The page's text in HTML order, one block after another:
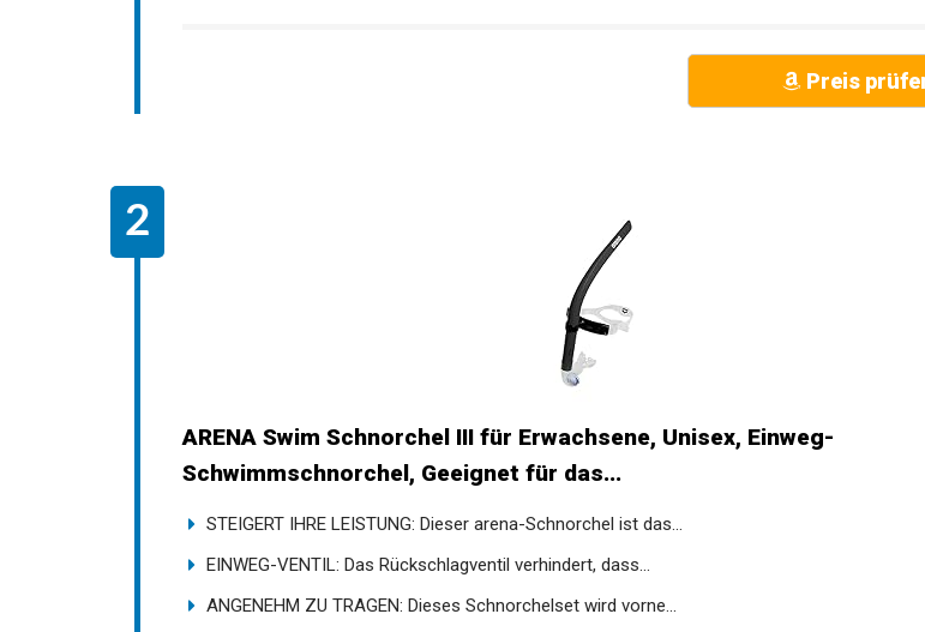
Preis prüfen
ARENA Swim Schnorchel III für Erwachsene, Unisex, Einweg-
Schwimmschnorchel, Geeignet für das...
STEIGERT IHRE LEISTUNG: Dieser arena-Schnorchel ist das...
EINWEG-VENTIL: Das Rückschlagventil verhindert, dass...
ANGENEHM ZU TRAGEN: Dieses Schnorchelset wird vorne...